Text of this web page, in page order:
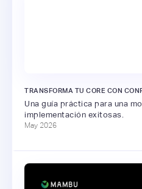
TRANSFORMA TU CORE CON
Una guía práctica para una
implementación exitosas.
May 2026